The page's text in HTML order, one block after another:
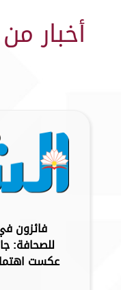
أخبار
فائزون
للصحافة:
عكست